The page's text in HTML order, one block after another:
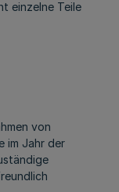
einzelne Teile
von
im Jahr der